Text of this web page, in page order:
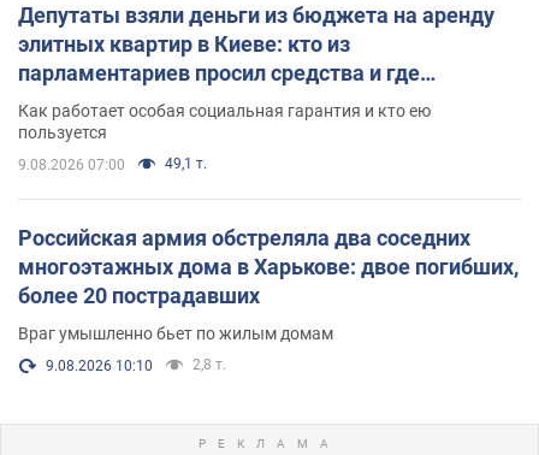
Депутаты взяли деньги из бюджета на аренду
элитных квартир в Киеве: кто из
парламентариев просил средства и где
поселился
Как работает особая социальная гарантия и кто ею
пользуется
9.08.2026 07:00 49,1 т.
Российская армия обстреляла два соседних
многоэтажных дома в Харькове: двое погибших,
более 20 пострадавших
Враг умышленно бьет по жилым домам
9.08.2026 10:10 2,8 т.